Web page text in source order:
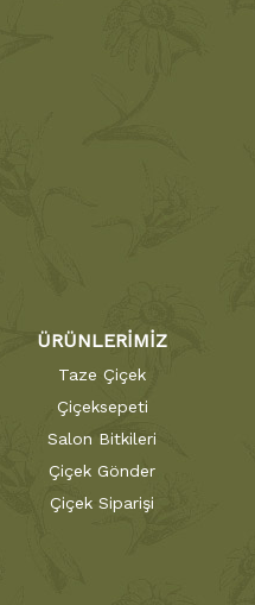
ÜRÜNLERİMİZ
Taze Çiçek
Çiçeksepeti
Salon Bitkileri
Çiçek Gönder
Çiçek Siparişi